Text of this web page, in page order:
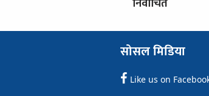
निर्वाचित
सोसल मिडिया
Like us on